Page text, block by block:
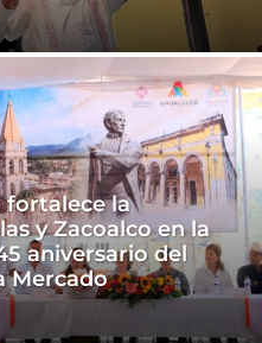
fortalece la
y Zacoalco en la
aniversario del
Mercado